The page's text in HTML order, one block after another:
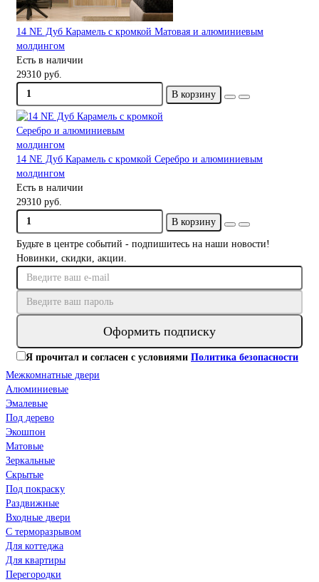
14 NE Дуб Карамель с кромкой Матовая и алюминиевым
молдингом
Есть в наличии
29310 руб.
В корзину
14 NE Дуб Карамель с кромкой Серебро и алюминиевым
молдингом
Есть в наличии
29310 руб.
В корзину
Будьте в центре событий - подпишитесь на наши новости!
Новинки, скидки, акции.
Оформить подписку
Я прочитал и согласен с условиями Политика безопасности
Межкомнатные двери
Алюминиевые
Эмалевые
Под дерево
Экошпон
Матовые
Зеркальные
Скрытые
Под покраску
Раздвижные
Входные двери
С терморазрывом
Для коттеджа
Для квартиры
Перегородки